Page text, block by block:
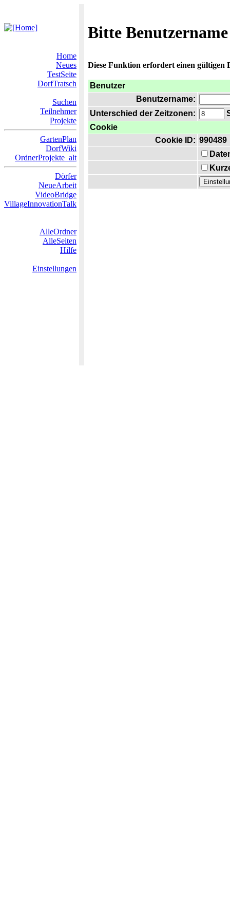
Bitte
Home
Neues
TestSeite
DorfTratsch
Suchen
Teilnehmer
Projekte
GartenPlan
DorfWiki
OrdnerProjekte_alt
Dörfer
NeueArbeit
VideoBridge
VillageInnovationTalk
AlleOrdner
AlleSeiten
Hilfe
Einstellungen
Diese Funktion erfordert einen gültigen
Benutzer
Benutzername:
Unterschied der Zeitzonen:
Cookie
Cookie ID: 990489